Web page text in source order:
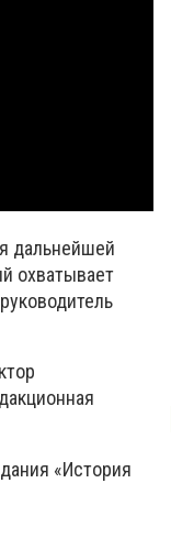
дальнейшей
охватывает
«История